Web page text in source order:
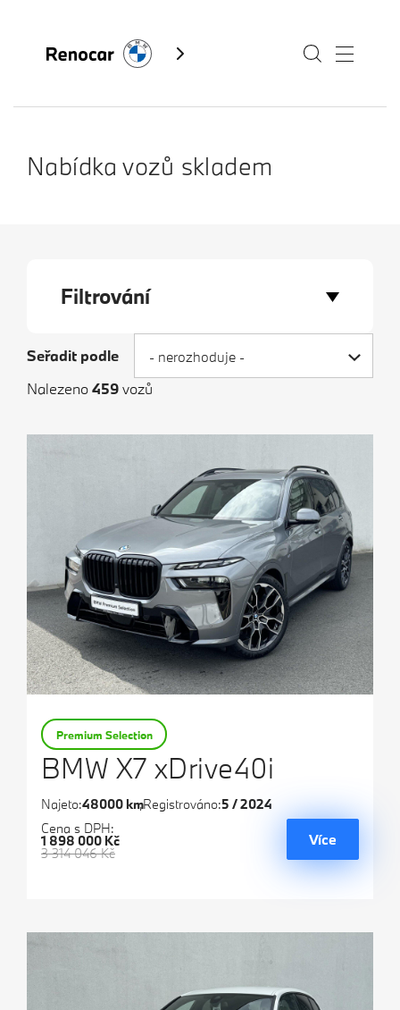
Skladové vozy
Výkup vozů
BMW Premium Selection
M Performance
Fan e-shop
Nabídka vozů skladem
Filtrování
Nalezeno459vozů
Seřadit podle - nerozhoduje -
BMW X7 xDrive40i
Premium Selection
Najeto:48000 kmRegistrováno:5 / 2024
Cena s DPH:
3 314 046 Kč
1 898 000 Kč Více